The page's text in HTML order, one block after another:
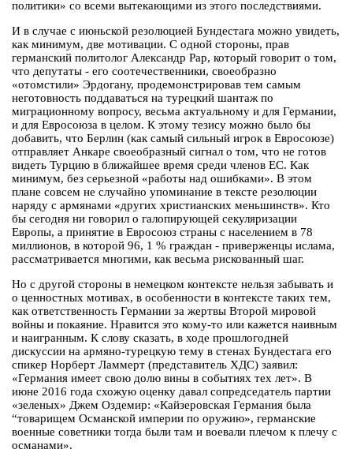
политики» со всеми вытекающими из этого последствиями.
И в случае с июньской резолюцией Бундестага можно увидеть,
как минимум, две мотивации. С одной стороны, прав
германский политолог Александр Рар, который говорит о том,
что депутаты - его соотечественники, своеобразно
«отомстили» Эрдогану, продемонстрировав тем самым
неготовность поддаваться на турецкий шантаж по
миграционному вопросу, весьма актуальному и для Германии,
и для Евросоюза в целом. К этому тезису можно было бы
добавить, что Берлин (как самый сильный игрок в Евросоюзе)
отправляет Анкаре своеобразный сигнал о том, что не готов
видеть Турцию в ближайшее время среди членов ЕС. Как
минимум, без серьезной «работы над ошибками». В этом
плане совсем не случайно упоминание в тексте резолюции
наряду с армянами «других христианских меньшинств». Кто
бы сегодня ни говорил о галопирующей секуляризации
Европы, а принятие в Евросоюз страны с населением в 78
миллионов, в которой 96, 1 % граждан - приверженцы ислама,
рассматривается многими, как весьма рискованный шаг.
Но с другой стороны в немецком контексте нельзя забывать и
о ценностных мотивах, в особенности в контексте таких тем,
как ответственность Германии за жертвы Второй мировой
войны и покаяние. Нравится это кому-то или кажется наивным
и наигранным. К слову сказать, в ходе прошлогодней
дискуссии на армяно-турецкую тему в стенах Бундестага его
спикер Норберт Ламмерт (представитель ХДС) заявил:
«Германия имеет свою долю вины в событиях тех лет». В
июне 2016 года схожую оценку давал сопредседатель партии
«зеленых» Джем Оздемир: «Кайзеровская Германия была
“товарищем Османской империи по оружию», германские
военные советники тогда были там и воевали плечом к плечу с
османами».